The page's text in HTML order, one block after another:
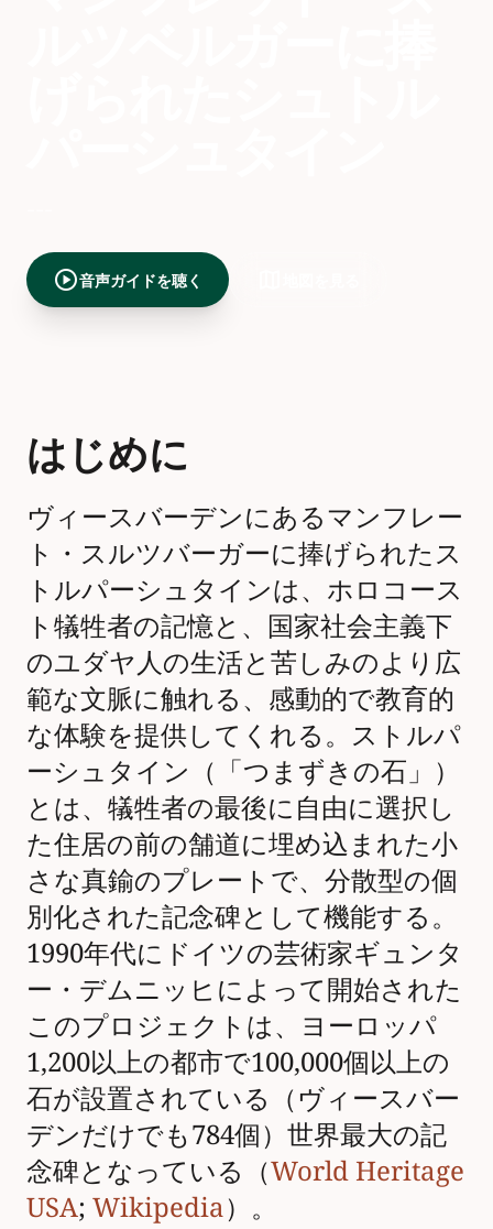
play_circle音声ガイドを聴く
はじめに
ヴィースバーデンにあるマンフレー
ト・スルツバーガーに捧げられたス
トルパーシュタインは、ホロコース
ト犠牲者の記憶と、国家社会主義下
のユダヤ人の生活と苦しみのより広
範な文脈に触れる、感動的で教育的
な体験を提供してくれる。ストルパ
ーシュタイン（「つまずきの石」）
とは、犠牲者の最後に自由に選択し
た住居の前の舗道に埋め込まれた小
さな真鍮のプレートで、分散型の個
別化された記念碑として機能する。
1990年代にドイツの芸術家ギュンタ
ー・デムニッヒによって開始された
このプロジェクトは、ヨーロッパ
1,200以上の都市で100,000個以上の
石が設置されている（ヴィースバー
デンだけでも784個）世界最大の記
念碑となっている（World Heritage
USA; Wikipedia）。